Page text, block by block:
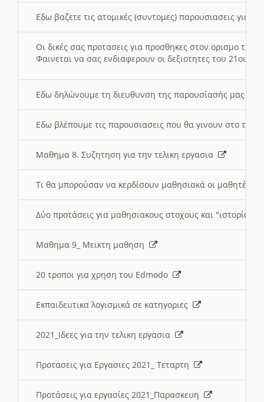
Εδω βαζετε τις ατομικές (συντομες) παρουσιασεις για
Οι δικές σας προτασεις για προσθηκες στον ορισμο
Φαινεται να σας ενδιαφερουν οι δεξιοτητες του 21ου
Εδω δηλώνουμε τη διευθυνση της παρουσίασής μας
Εδω βλέπουμε τις παρουσιασεις που θα γινουν στο
Μαθημα 8. Συζητηση για την τελικη εργασια
Τι θα μπορούσαν να κερδίσουν μαθησιακά οι μαθητές/
Δύο προτάσεις για μαθησιακους στοχους και "ιστορία"
Μαθημα 9_ Μεικτη μαθηση
20 τροποι για χρηση του Edmodo
Εκπαιδευτικα λογισμικά σε κατηγοριες
2021_Ιδεες για την τελικη εργασια
Προτασεις για Εργασιες 2021_ Τεταρτη
Προτάσεις για εργασίες 2021_Παρασκευη